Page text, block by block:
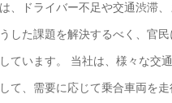
、ドライバー不足や交通渋滞
した課題を解決するべく、官
ています。 当社は、様々な交
て、需要に応じて乗合車両を